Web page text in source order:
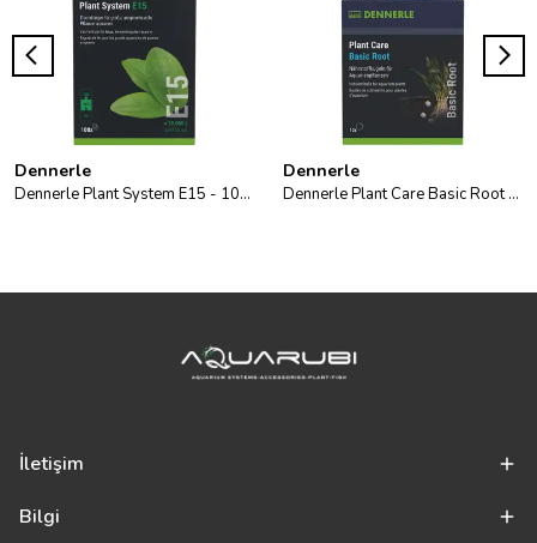
Dennerle
Dennerle Plant System E15 - 100pcs
Dennerle
Dennerle Plant Care Basic Root 10
İletişim
Bilgi